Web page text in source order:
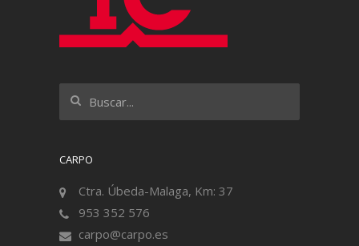
CARPO
Ctra. Úbeda-Malaga, Km: 37
953 352 576
carpo@carpo.es